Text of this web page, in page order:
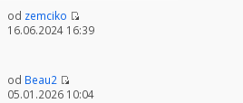
od zemciko
16.06.2024 16:39
od Beau2
05.01.2026 10:04